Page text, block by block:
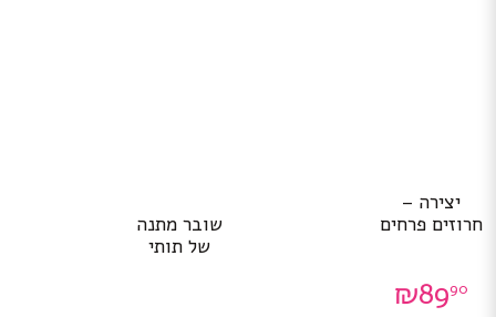
יצירה –
חרוזים פרחים
₪8990
שובר מתנה
של תותי